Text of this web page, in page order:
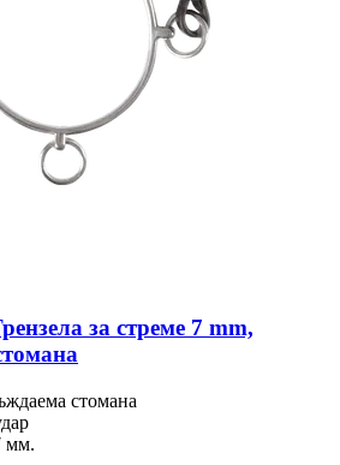
за стреме 7 mm,
стомана
мм.